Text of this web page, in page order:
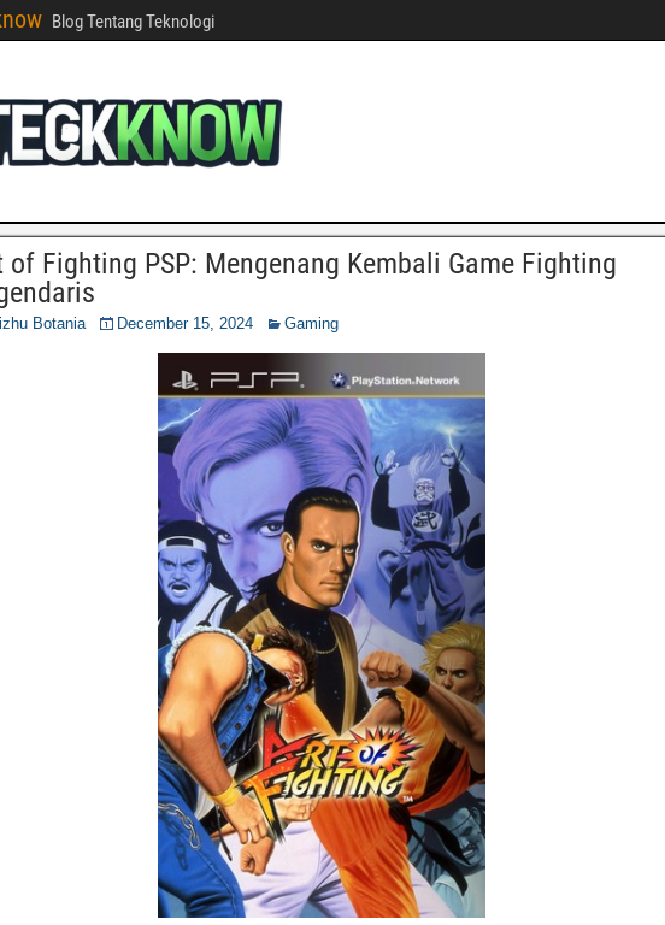
Blog Tentang Teknologi
of Fighting PSP: Mengenang Kembali Game Fighting
Botania December 15, 2024 Gaming